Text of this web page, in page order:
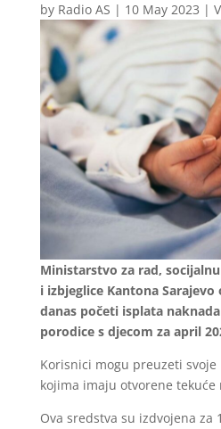
by Radio AS | 10 May 2023 |
Ministarstvo za rad,
i izbjeglice Kantona Sarajevo
danas početi isplata
porodice s djecom za april
Korisnici mogu preuzeti
kojima imaju otvorene tekuće
Ova sredstva su izdvojena za